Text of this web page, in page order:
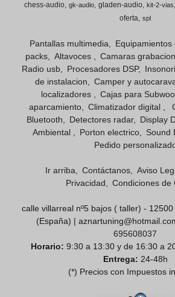
chess-audio
gk-audio gladen-audio kit-2-vias
oferta spl
Pantallas multimedia Equipamientos
packs
Altavoces Camaras grabacion
Radio usb
Procesadores DSP
de instalacion
Camper y
localizadores
Cajas para
aparcamiento
Climatizador digital
Bluetooth
Detectores radar Display
Ambiental
Porton electrico
Sound
Pedido
Ir arriba Contáctanos Aviso
Privacidad
Condiciones de
calle villarreal nº5 bajos ( taller) -
(España) |
695608037
Horario: 9:30 a 13:30 y de 16:30 a
Entrega: 24-48h
(*) Precios con Impuestos